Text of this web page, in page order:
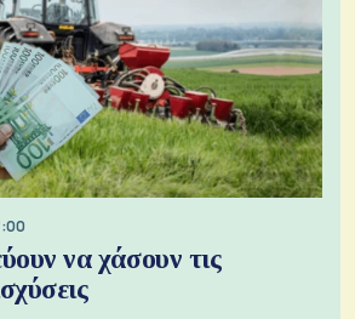
να χάσουν τις